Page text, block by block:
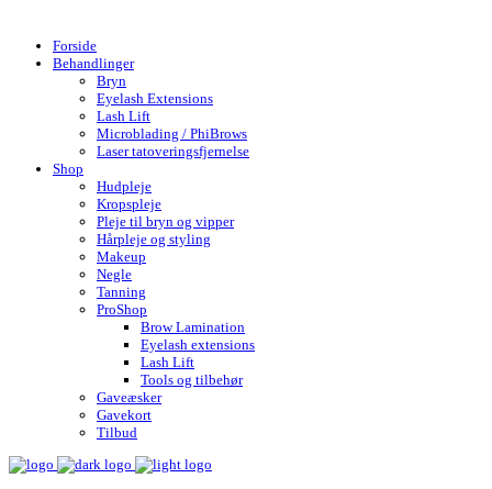
Forside
Behandlinger
Bryn
Eyelash Extensions
Lash Lift
Microblading / PhiBrows
Laser tatoveringsfjernelse
Shop
Hudpleje
Kropspleje
Pleje til bryn og vipper
Hårpleje og styling
Makeup
Negle
Tanning
ProShop
Brow Lamination
Eyelash extensions
Lash Lift
Tools og tilbehør
Gaveæsker
Gavekort
Tilbud